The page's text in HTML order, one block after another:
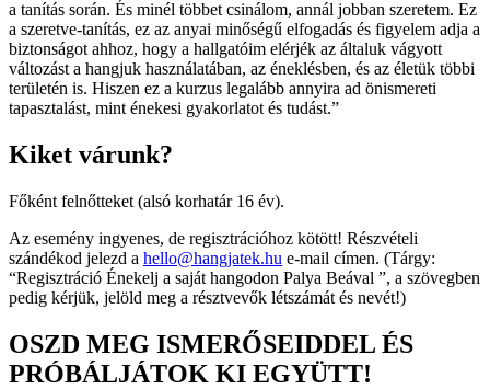
a tanítás során. És minél többet csinálom, annál jobban szeretem. Ez
a szeretve-tanítás, ez az anyai minőségű elfogadás és figyelem adja a
biztonságot ahhoz, hogy a hallgatóim elérjék az általuk vágyott
változást a hangjuk használatában, az éneklésben, és az életük többi
területén is. Hiszen ez a kurzus legalább annyira ad önismereti
tapasztalást, mint énekesi gyakorlatot és tudást.”
Kiket várunk?
Főként felnőtteket (alsó korhatár 16 év).
Az esemény ingyenes, de regisztrációhoz kötött! Részvételi
szándékod jelezd a hello@hangjatek.hu e-mail címen. (Tárgy:
“Regisztráció Énekelj a saját hangodon Palya Beával ”, a szövegben
pedig kérjük, jelöld meg a résztvevők létszámát és nevét!)
OSZD MEG ISMERŐSEIDDEL ÉS
PRÓBÁLJÁTOK KI EGYÜTT!